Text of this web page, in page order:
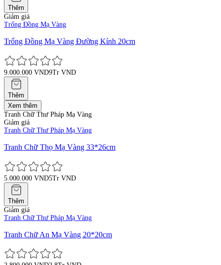
Thêm
Giảm giá
Trống Đồng Mạ Vàng
Trống Đồng Mạ Vàng Đường Kính 20cm
9.000.000 VND9Tr VND
Thêm
Xem thêm
Tranh Chữ Thư Pháp Mạ Vàng
Giảm giá
Tranh Chữ Thư Pháp Mạ Vàng
Tranh Chữ Thọ Mạ Vàng 33*26cm
5.000.000 VND5Tr VND
Thêm
Giảm giá
Tranh Chữ Thư Pháp Mạ Vàng
Tranh Chữ An Mạ Vàng 20*20cm